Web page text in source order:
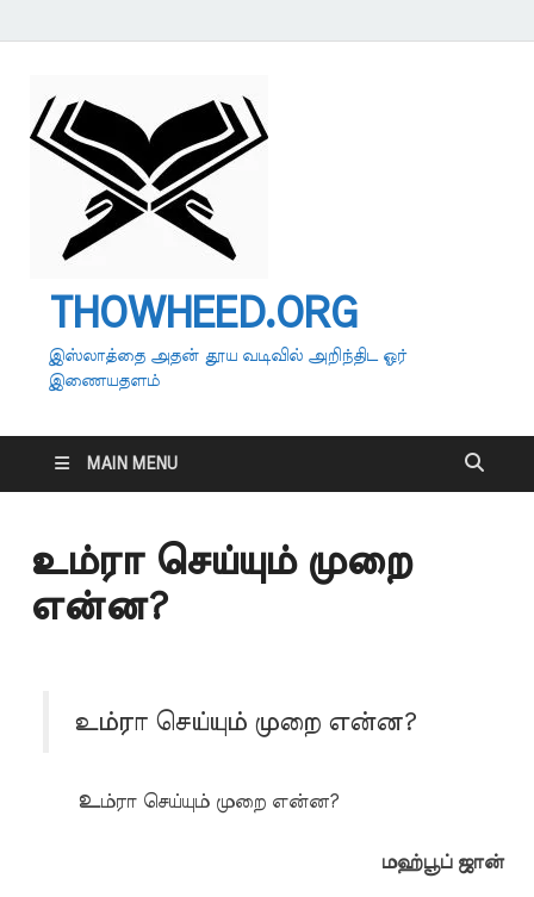
THOWHEED.ORG
இஸ்லாத்தை அதன் தூய வடிவில் அறிந்திட ஓர்
இணையதளம்
MAIN MENU
உம்ரா செய்யும் முறை
என்ன?
உம்ரா செய்யும் முறை என்ன?
உம்ரா செய்யும் முறை என்ன?
மஹ்பூப் ஜான்